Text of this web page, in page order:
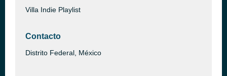
Villa Indie Playlist
Contacto
Distrito Federal, México